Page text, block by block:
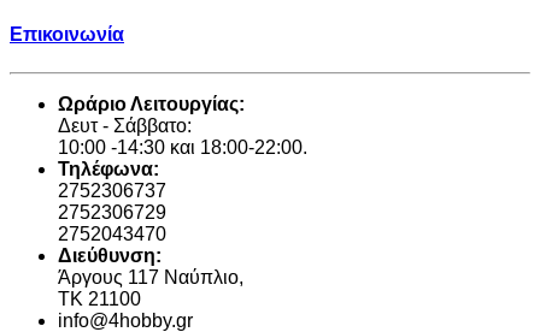
Επικοινωνία
Ωράριο Λειτουργίας:
Δευτ - Σάββατο:
10:00 -14:30 και 18:00-22:00.
Τηλέφωνα:
2752306737
2752306729
2752043470
Διεύθυνση:
Άργους 117 Ναύπλιο,
TK 21100
info@4hobby.gr